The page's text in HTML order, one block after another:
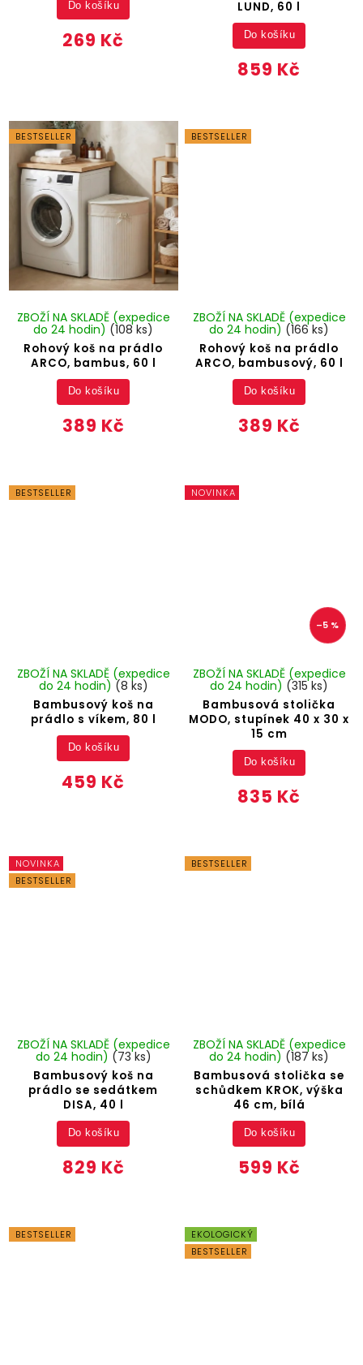
269 Kč
Do košíku
LUND, 60 l
859 Kč
Do košíku
BESTSELLER
Rohový koš na prádlo
ARCO, bambus, 60 l
ZBOŽÍ NA SKLADĚ (expedice
do 24 hodin) (108 ks)
389 Kč
Do košíku
BESTSELLER
Rohový koš na prádlo
ARCO, bambusový, 60 l
ZBOŽÍ NA SKLADĚ (expedice
do 24 hodin) (166 ks)
389 Kč
Do košíku
BESTSELLER
Bambusový koš na
prádlo s víkem, 80 l
ZBOŽÍ NA SKLADĚ (expedice
do 24 hodin) (8 ks)
459 Kč
Do košíku
NOVINKA
–5 %
Bambusová stolička
MODO, stupínek 40 x 30 x
15 cm
ZBOŽÍ NA SKLADĚ (expedice
do 24 hodin) (315 ks)
835 Kč
Do košíku
NOVINKA
BESTSELLER
Bambusový koš na
prádlo se sedátkem
DISA, 40 l
ZBOŽÍ NA SKLADĚ (expedice
do 24 hodin) (73 ks)
829 Kč
Do košíku
BESTSELLER
Bambusová stolička se
schůdkem KROK, výška
46 cm, bílá
ZBOŽÍ NA SKLADĚ (expedice
do 24 hodin) (187 ks)
599 Kč
Do košíku
BESTSELLER
EKOLOGICKÝ
BESTSELLER